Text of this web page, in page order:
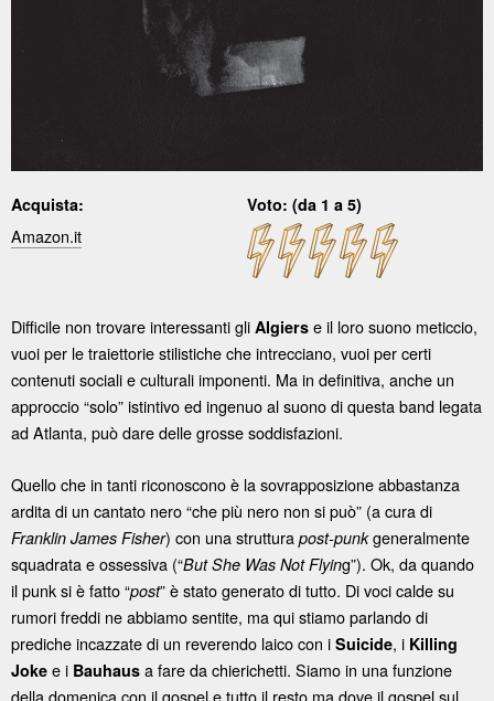
Acquista: Voto: (da 1 a 5)
Amazon.it
Difficile non trovare interessanti gli Algiers e il loro suono meticcio,
vuoi per le traiettorie stilistiche che intrecciano, vuoi per certi
contenuti sociali e culturali imponenti. Ma in definitiva, anche un
approccio “solo” istintivo ed ingenuo al suono di questa band legata
ad Atlanta, può dare delle grosse soddisfazioni.
Quello che in tanti riconoscono è la sovrapposizione abbastanza
ardita di un cantato nero “che più nero non si può” (a cura di
Franklin James Fisher) con una struttura post-punkgeneralmente
squadrata e ossessiva (“But She Was Not Flying”). Ok, da quando
il punk si è fatto “post” è stato generato di tutto. Di voci calde su
rumori freddi ne abbiamo sentite, ma qui stiamo parlando di
prediche incazzate di un reverendo laico con i Suicide, i Killing
Joke e i Bauhaus a fare da chierichetti. Siamo in una funzione
della domenica con il gospel e tutto il resto ma dove il gospel sul